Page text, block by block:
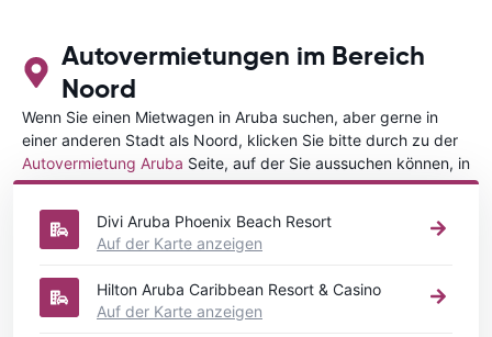
Autovermietungen im Bereich
Noord
Wenn Sie einen Mietwagen in Aruba suchen, aber gerne in
einer anderen Stadt als Noord, klicken Sie bitte durch zu der
Autovermietung Aruba Seite, auf der Sie aussuchen können, in
welcher Stadt in Aruba Sie Ihr Fahrzeug mieten wollen.
Divi Aruba Phoenix Beach Resort
Auf der Karte anzeigen
Hilton Aruba Caribbean Resort & Casino
Auf der Karte anzeigen